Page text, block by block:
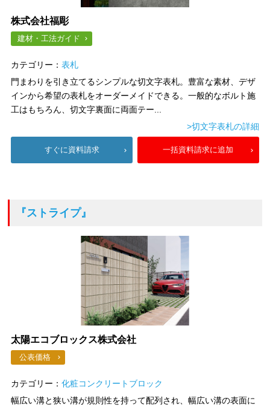
株式会社福彫
建材・工法ガイド
カテゴリー：表札
門まわりを引き立てるシンプルな切文字表札。豊富な素材、デザ
インから希望の表札をオーダーメイドできる。一般的なボルト施
工はもちろん、切文字裏面に両面テー...
>切文字表札の詳細
すぐに資料請求 一括資料請求に追加
『ストライプ』
太陽エコブロックス株式会社
公表価格
カテゴリー：化粧コンクリートブロック
幅広い溝と狭い溝が規則性を持って配列され、幅広い溝の表面に